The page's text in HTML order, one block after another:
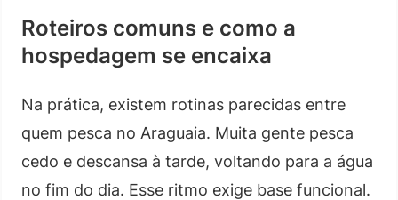
Roteiros comuns e como a
hospedagem se encaixa
Na prática, existem rotinas parecidas entre
quem pesca no Araguaia. Muita gente pesca
cedo e descansa à tarde, voltando para a água
no fim do dia. Esse ritmo exige base funcional.